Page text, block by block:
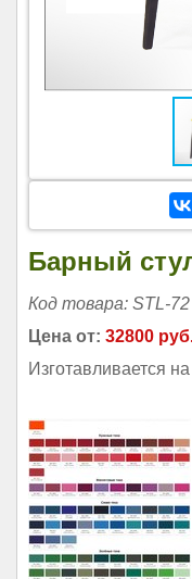
Барный
Код товара: STL-72
Цена от: 32800
Изготавливается